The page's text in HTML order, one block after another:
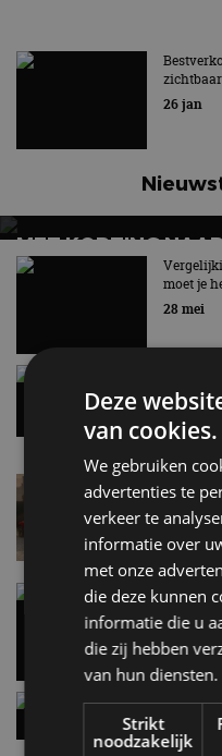
26 jan
MET KORTING
AUTORAI REGELT
EV Experience 2026 van
moet je
28 mei
7 aug
speciale
6 aug
Carbon
en
5 aug
Deze
van cookies.
We gebruiken
advertenties te
verkeer te
informatie over
met onze
die deze kunnen
informatie die u
die zij hebben
van hun diensten.
Strikt
noodzakelijk